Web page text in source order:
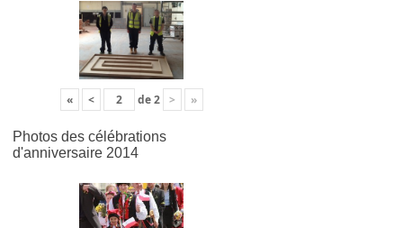
« < de2 > »
Photos des célébrations
d'anniversaire 2014